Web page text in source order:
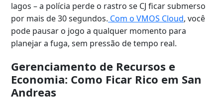
lagos – a polícia perde o rastro se CJ ficar submerso
por mais de 30 segundos. Com o VMOS Cloud, você
pode pausar o jogo a qualquer momento para
planejar a fuga, sem pressão de tempo real.
Gerenciamento de Recursos e
Economia: Como Ficar Rico em San
Andreas